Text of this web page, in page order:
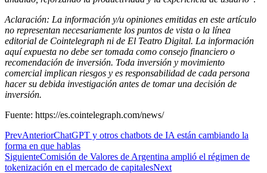
Aclaración: La información y/u opiniones emitidas en este artículo
no representan necesariamente los puntos de vista o la línea
editorial de Cointelegraph ni de El Teatro Digital. La información
aquí expuesta no debe ser tomada como consejo financiero o
recomendación de inversión. Toda inversión y movimiento
comercial implican riesgos y es responsabilidad de cada persona
hacer su debida investigación antes de tomar una decisión de
inversión.
Fuente: https://es.cointelegraph.com/news/
PrevAnteriorChatGPT y otros chatbots de IA están cambiando la
forma en que hablas
SiguienteComisión de Valores de Argentina amplió el régimen de
tokenización en el mercado de capitalesNext